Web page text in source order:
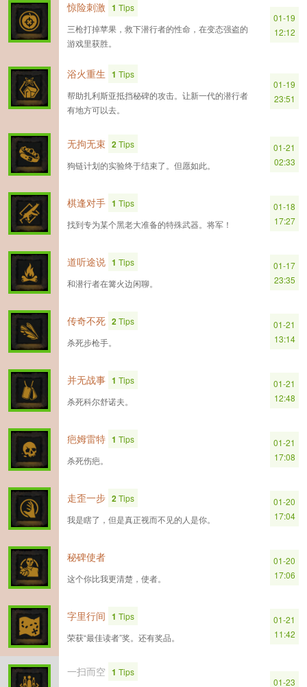
惊险刺激 1 Tips
三枪打掉苹果，救下潜行者的性命，在变态强盗的
游戏里获胜。
01-19
12:12
浴火重生 1 Tips
帮助扎利斯亚抵挡秘碑的攻击。让新一代的潜行者
有地方可以去。
01-19
23:51
无拘无束 2Tips
狗链计划的实验终于结束了。但愿如此。
01-21
02:33
棋逢对手 1 Tips
找到专为某个黑老大准备的特殊武器。将军！
01-18
17:27
道听途说 1 Tips
和潜行者在篝火边闲聊。
01-17
23:35
传奇不死 2Tips
杀死步枪手。
01-21
13:14
并无战事 1 Tips
杀死科尔舒诺夫。
01-21
12:48
疤姆雷特 1 Tips
杀死伤疤。
01-21
17:08
走歪一步 2Tips
我是瞎了，但是真正视而不见的人是你。
01-20
17:04
秘碑使者
这个你比我更清楚，使者。
01-20
17:06
字里行间 1 Tips
荣获“最佳读者”奖。还有奖品。
01-21
11:42
一扫而空 1 Tips
01-23